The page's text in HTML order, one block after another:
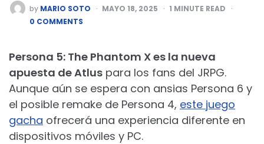
POSTED
BY
by MARIO SOTO MAYO 18, 2025 1 MINUTE READ
0 COMMENTS
Persona 5: The Phantom X es la nueva
apuesta de Atlus para los fans del JRPG.
Aunque aún se espera con ansias Persona 6 y
el posible remake de Persona 4, este juego
gacha ofrecerá una experiencia diferente en
dispositivos móviles y PC.